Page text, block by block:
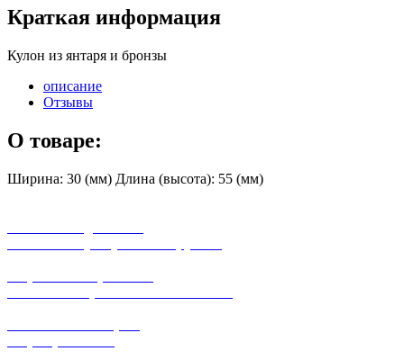
Краткая информация
Кулон из янтаря и бронзы
описание
Отзывы
О товаре:
Ширина: 30 (мм) Длина (высота): 55 (мм)